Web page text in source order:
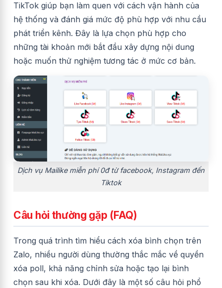
TikTok giúp bạn làm quen với cách vận hành của
hệ thống và đánh giá mức độ phù hợp với nhu cầu
phát triển kênh. Đây là lựa chọn phù hợp cho
những tài khoản mới bắt đầu xây dựng nội dung
hoặc muốn thử nghiệm tương tác ở mức cơ bản.
Dịch vụ Mailike miễn phí 0đ từ facebook, Instagram đến
Tiktok
Câu hỏi thường gặp (FAQ)
Trong quá trình tìm hiểu cách xóa bình chọn trên
Zalo, nhiều người dùng thường thắc mắc về quyền
xóa poll, khả năng chỉnh sửa hoặc tạo lại bình
chọn sau khi xóa. Dưới đây là một số câu hỏi phổ